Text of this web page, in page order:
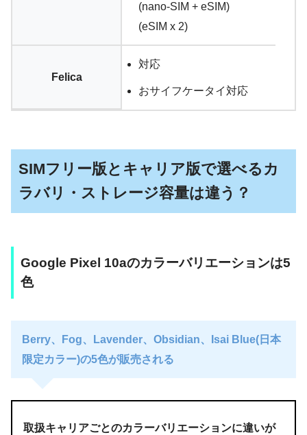
(nano-SIM + eSIM)
(eSIM x 2)
Felica
対応
おサイフケータイ対応
SIMフリー版とキャリア版で選べるカ
ラバリ・ストレージ容量は違う？
Google Pixel 10aのカラーバリエーションは5
色
Berry、Fog、Lavender、Obsidian、Isai Blue(日本
限定カラー)の5色が販売される
取扱キャリアごとのカラーバリエーションに違いが